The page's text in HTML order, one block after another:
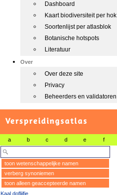
Dashboard
Kaart biodiversiteit per hok
Soortenlijst per atlasblok
Botanische hotspots
Literatuur
Over
Over deze site
Privacy
Beheerders en validatoren
Verspreidingsatlas
a b c d e f
toon wetenschappelijke namen
verberg synoniemen
toon alleen geaccepteerde namen
Kaal doflijfje